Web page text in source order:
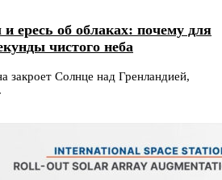
ересь об облаках: почему для
чистого неба
закроет Солнце над Гренландией,